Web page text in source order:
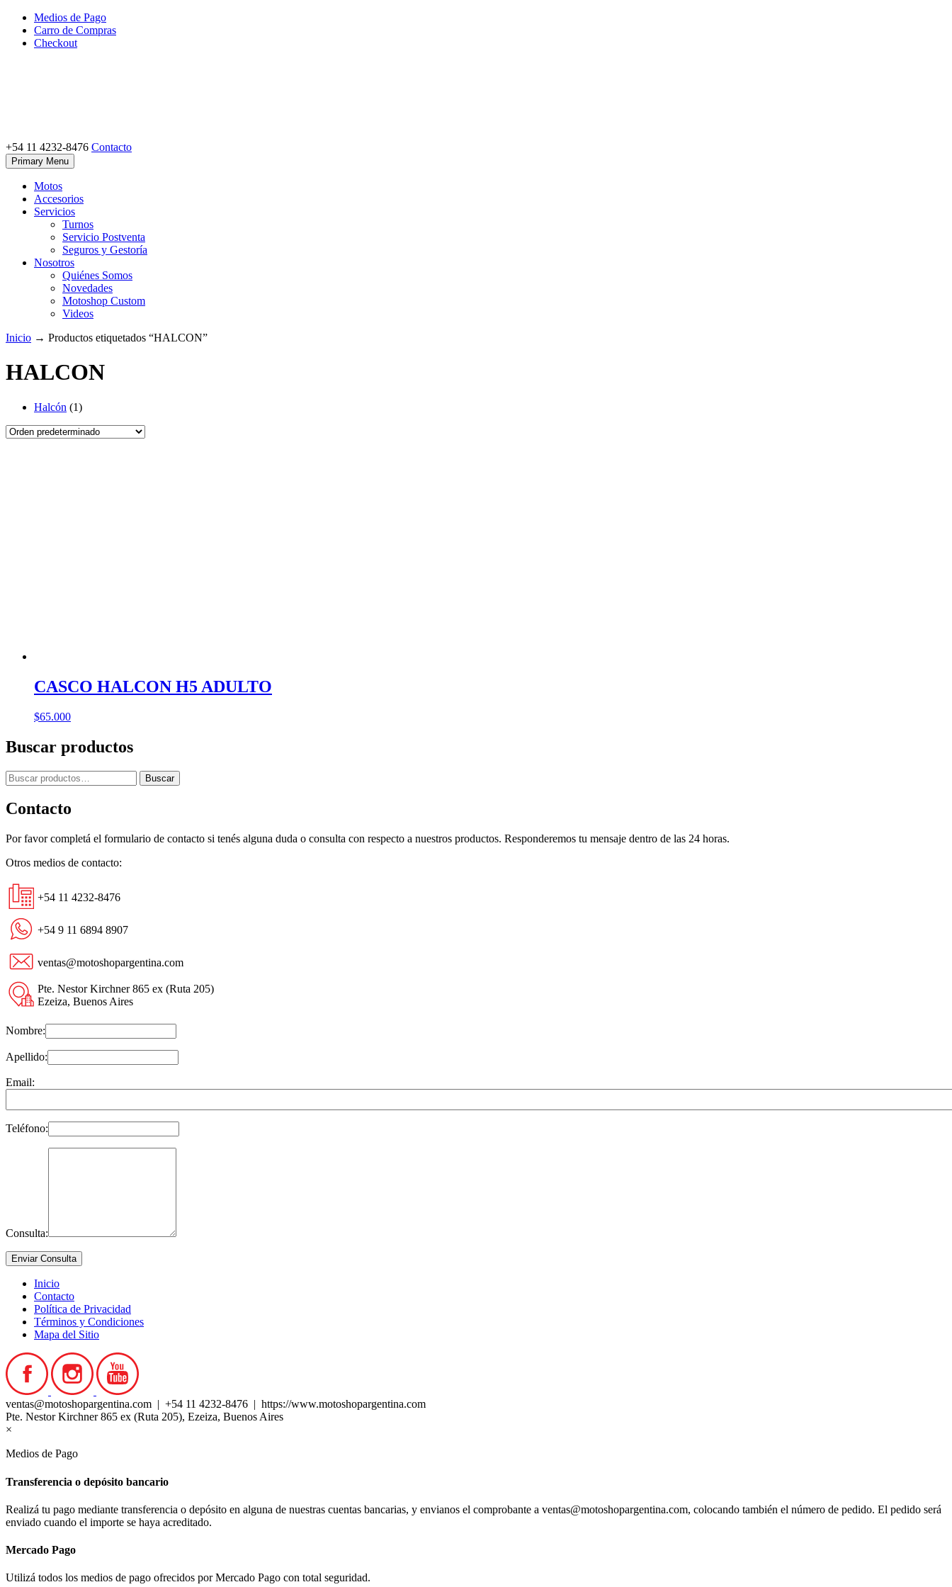
Skip
content
Medios de Pago
Carro de Compras
Checkout
Motoshop Ezeiza
Motos y Accesorios
+54 11 4232-8476 Contacto
Primary Menu
Motos
Accesorios
Servicios
Turnos
Servicio Postventa
Seguros y Gestoría
Nosotros
Quiénes Somos
Novedades
Motoshop Custom
Videos
Inicio → Productos etiquetados “HALCON”
HALCON
Marcas
Halcón (1)
CASCO HALCON H5 ADULTO
$65.000
Buscar productos
Buscar
por:
Buscar
Contacto
Por favor completá el formulario de contacto si tenés alguna duda o consulta con respecto a nuestros productos. Responderemos tu mensaje dentro de las 24 horas.
Otros medios de contacto:
+54 11 4232-8476
+54 9 11 6894 8907
ventas@motoshopargentina.com
Pte. Nestor Kirchner 865 ex (Ruta 205)
Ezeiza, Buenos Aires
Nombre:
Apellido:
Email:
Teléfono:
Consulta:
Inicio
Contacto
Política de Privacidad
Términos y Condiciones
Mapa del Sitio
ventas@motoshopargentina.com | +54 11 4232-8476 | https://www.motoshopargentina.com
Pte. Nestor Kirchner 865 ex (Ruta 205), Ezeiza, Buenos Aires
×
Medios de Pago
Transferencia o depósito bancario
Realizá tu pago mediante transferencia o depósito en alguna de nuestras cuentas bancarias, y envianos el comprobante a ventas@motoshopargentina.com, colocando también el número de pedido. El pedido será
enviado cuando el importe se haya acreditado.
Mercado Pago
Utilizá todos los medios de pago ofrecidos por Mercado Pago con total seguridad.